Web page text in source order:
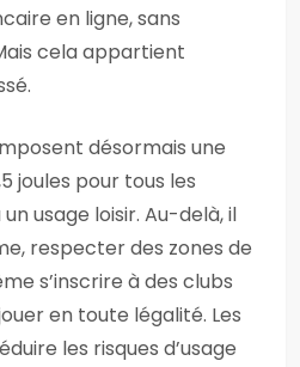
en ligne, sans
cela appartient
désormais une
joules pour tous les
usage loisir. Au-delà, il
respecter des zones de
s’inscrire à des clubs
en toute légalité. Les
les risques d’usage